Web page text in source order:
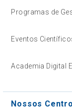
Programas de
Eventos
Academia Digital
Nossos